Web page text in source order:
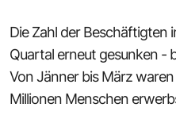
Die Zahl der Beschäftigten
Quartal erneut gesunken -
Von Jänner bis März
Millionen Menschen